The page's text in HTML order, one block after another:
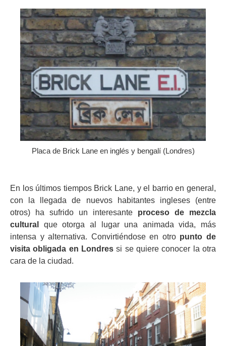
Placa de Brick Lane en inglés y bengalí (Londres)
En los últimos tiempos Brick Lane, y el barrio en general,
con la llegada de nuevos habitantes ingleses (entre
otros) ha sufrido un interesante proceso de mezcla
cultural
que otorga al lugar una animada vida, más
intensa y alternativa. Convirtiéndose en otro punto de
visita obligada en Londres si se quiere conocer la otra
cara de la ciudad.